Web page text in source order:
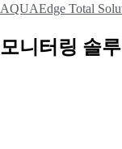
AQUAEdge Total
모니터링 솔